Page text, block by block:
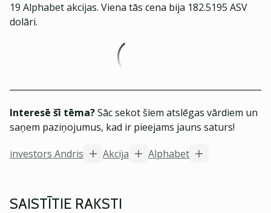
19 Alphabet akcijas. Viena tās cena bija 182.5195 ASV
dolāri.
Interesē šī tēma?Sāc sekot šiem atslēgas vārdiem un
saņem paziņojumus, kad ir pieejams jauns saturs!
investors Andris
Akcija Alphabet
SAISTĪTIE RAKSTI